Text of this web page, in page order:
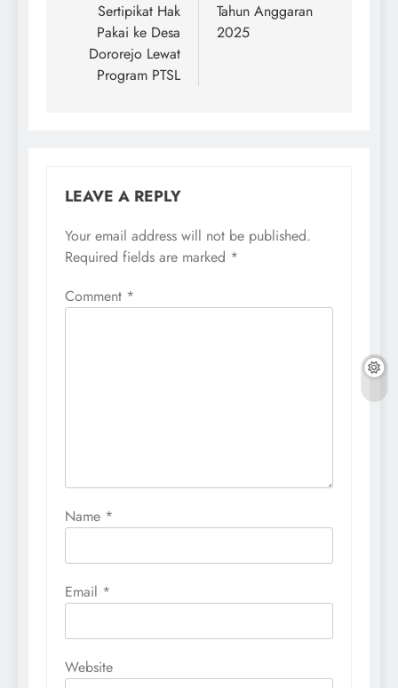
Sertipikat Hak
Pakai ke Desa
Dororejo Lewat
Program PTSL
Tahun Anggaran
2025
LEAVE A REPLY
Your email address will not be published.
Required fields are marked *
Comment *
Name *
Email *
Website